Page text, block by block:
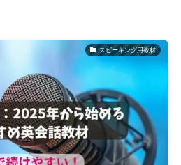
スピーキング用教材